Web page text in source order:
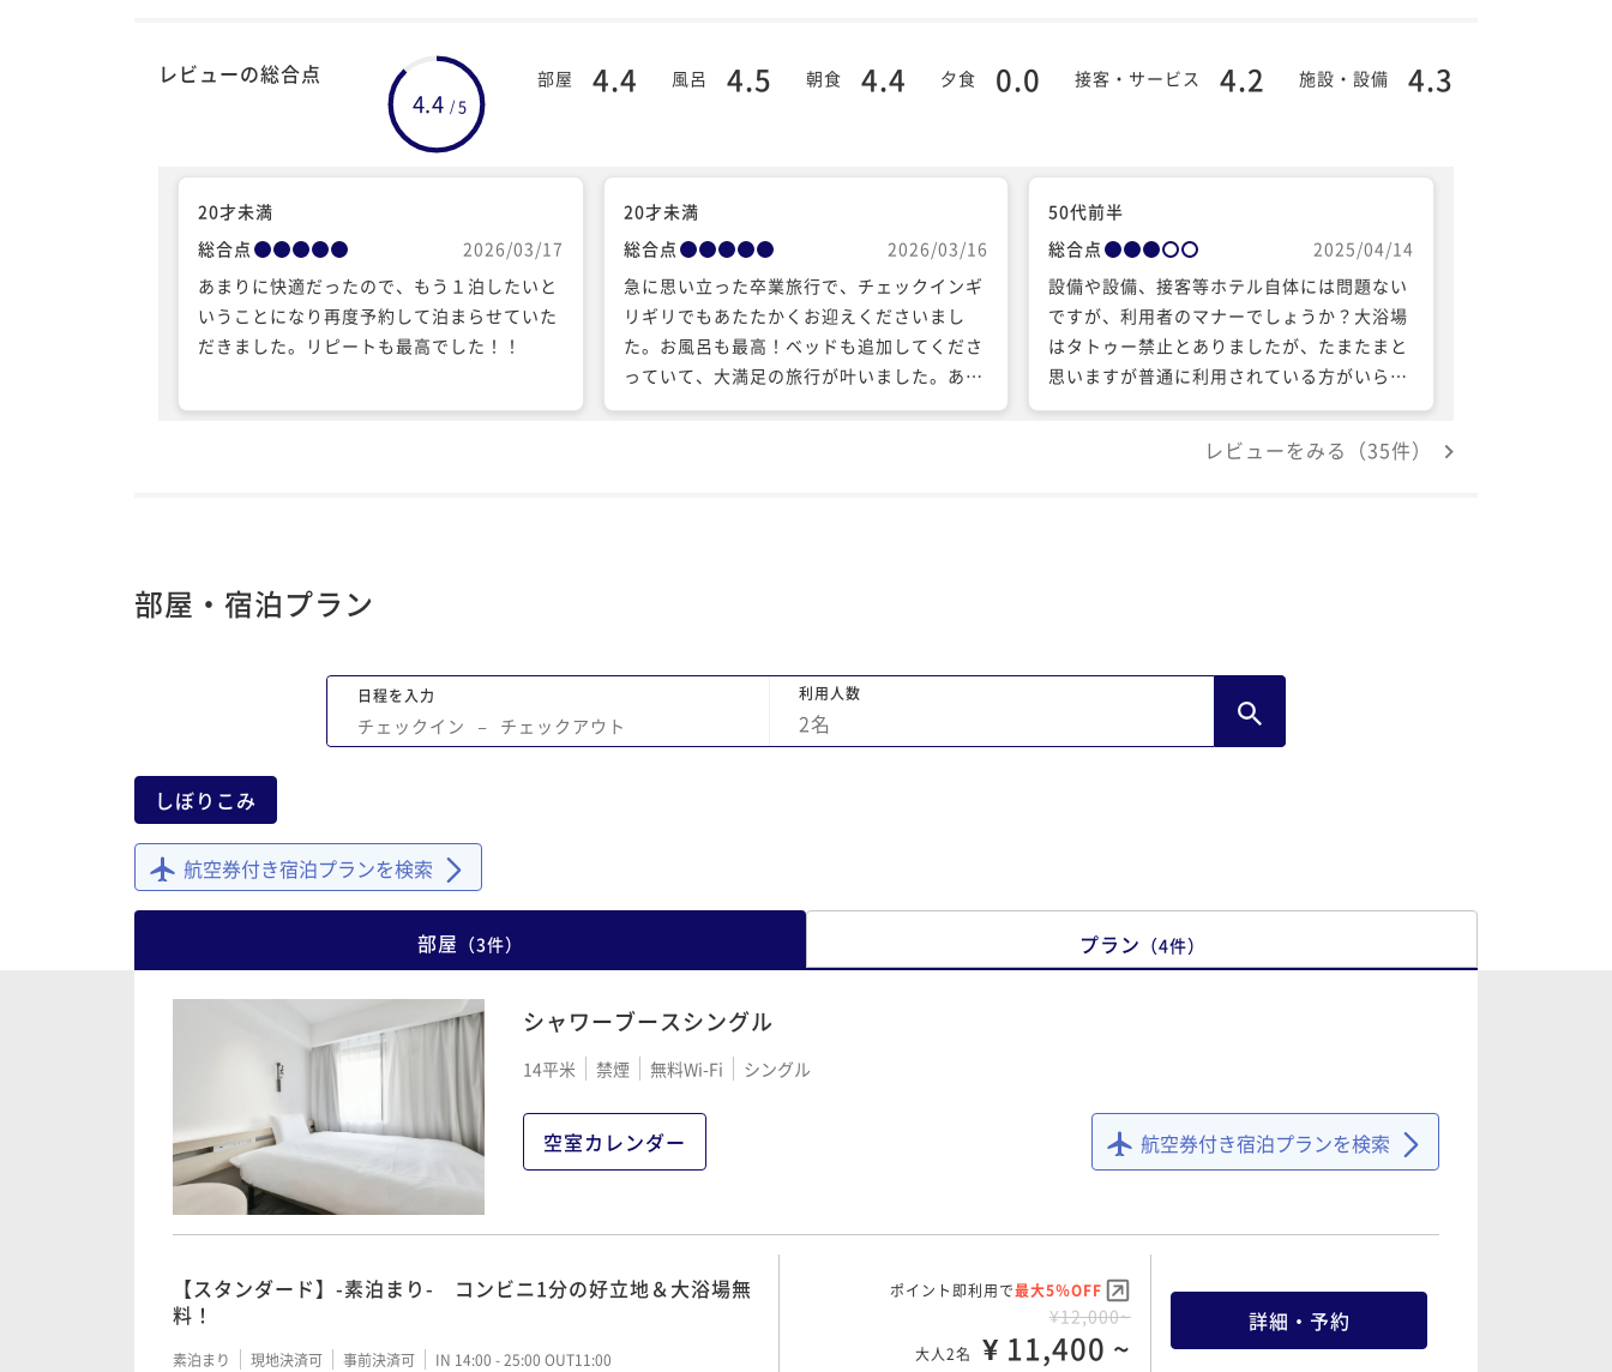
レビューの総合点
4.4 /5
部屋 4.4 風呂 4.5 朝食 4.4 夕食 0.0 接客・サービス 4.2 施設・設備 4.3
20才未満
総合点
2026/03/17
あまりに快適だったので、もう１泊したいと
いうことになり再度予約して泊まらせていた
だきました。リピートも最高でした！！
20才未満
総合点
2026/03/16
急に思い立った卒業旅行で、チェックインギ
リギリでもあたたかくお迎えくださいまし
た。お風呂も最高！ベッドも追加してくださ
っていて、大満足の旅行が叶いました。あり
がとうございました。 気に入ってもう１泊…
50代前半
総合点
2025/04/14
設備や設備、接客等ホテル自体には問題ない
ですが、利用者のマナーでしょうか？大浴場
はタトゥー禁止とありましたが、たまたまと
思いますが普通に利用されている方がいらっ
しゃいました（日本人の若い方です）。プラ
イベート感の強い空間なので難しい場所です
が、定期的なスタッフの巡回など対策はある
レビューをみる（35件）
部屋・宿泊プラン
日程を入力
チェックイン − チェックアウト
利用人数
2名
しぼりこみ
航空券付き宿泊プランを検索
部屋 （3件） プラン （4件）
シャワーブースシングル
14平米 禁煙 無料Wi-Fi シングル
空室カレンダー 航空券付き宿泊プランを検索
【スタンダード】-素泊まり- コンビニ1分の好立地＆大浴場無
料！
素泊まり 現地決済可 事前決済可 IN 14:00 - 25:00 OUT11:00
ポイント即利用で最大5％OFF
¥12,000~
大人2名 ¥ 11,400 ~
詳細・予約